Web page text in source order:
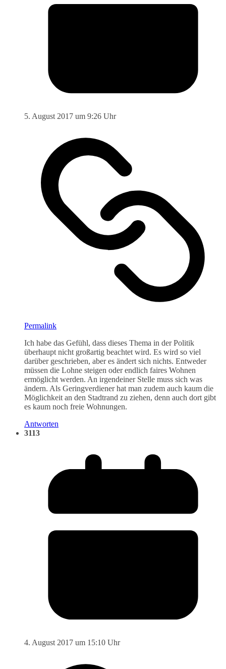
5. August 2017 um 9:26 Uhr
Permalink
Ich habe das Gefühl, dass dieses Thema in der Politik
überhaupt nicht großartig beachtet wird. Es wird so viel
darüber geschrieben, aber es ändert sich nichts. Entweder
müssen die Lohne steigen oder endlich faires Wohnen
ermöglicht werden. An irgendeiner Stelle muss sich was
ändern. Als Geringverdiener hat man zudem auch kaum die
Möglichkeit an den Stadtrand zu ziehen, denn auch dort gibt
es kaum noch freie Wohnungen.
Antworten
3113
4. August 2017 um 15:10 Uhr